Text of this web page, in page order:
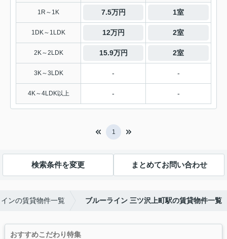
1R～1K 7.5万円 1室
1DK～1LDK 12万円 2室
2K～2LDK 15.9万円 2室
3K～3LDK - -
4K～4LDK以上 - -
1
検索条件を変更 まとめてお問い合わせ
ンの賃貸物件一覧 ブルーライン 三ツ沢上町駅の賃貸物件一覧
おすすめこだわり特集